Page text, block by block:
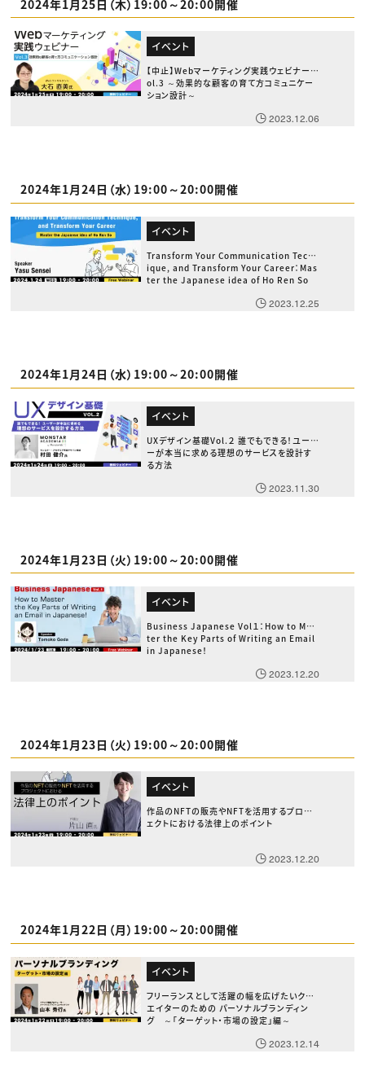
2024年1月25日（木）19:00～20:00開催
イベント
【中止】Webマーケティング実践ウェビナーV
ol.3 ～効果的な顧客の育て方コミュニケー
ション設計～
2023.12.06
2024年1月24日（水）19:00～20:00開催
イベント
Transform Your Communication Techn
ique, and Transform Your Career：Mas
ter the Japanese idea of Ho Ren So
2023.12.25
2024年1月24日（水）19:00～20:00開催
イベント
UXデザイン基礎Vol.２ 誰でもできる！ユーザ
ーが本当に求める理想のサービスを設計す
る方法
2023.11.30
2024年1月23日（火）19:00～20:00開催
イベント
Business Japanese Vol１：How to Mas
ter the Key Parts of Writing an Email
in Japanese！
2023.12.20
2024年1月23日（火）19:00～20:00開催
イベント
作品のNFTの販売やNFTを活用するプロジ
ェクトにおける法律上のポイント
2023.12.20
2024年1月22日（月）19:00～20:00開催
イベント
フリーランスとして活躍の幅を広げたいクリ
エイターのための パーソナルブランディン
グ ～「ターゲット・市場の設定」編～
2023.12.14